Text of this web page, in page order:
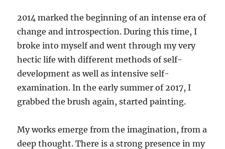
2014 marked the beginning of an intense era of
change and introspection. During this time, I
broke into myself and went through my very
hectic life with different methods of self-
development as well as intensive self-
examination. In the early summer of 2017, I
grabbed the brush again, started painting.
My works emerge from the imagination, from a
deep thought. There is a strong presence in my